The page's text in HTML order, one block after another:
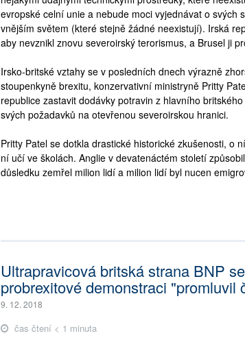
evropské celní unie a nebude moci vyjednávat o svých
vnějším světem (které stejně žádné neexistují). Irská
aby nevznikl znovu severoirský terorismus, a Brusel ji
Irsko-britské vztahy se v posledních dnech výrazně
stoupenkyně brexitu, konzervativní ministryně Pritty
republice zastavit dodávky potravin z hlavního
svých požadavků na otevřenou severoirskou hranici.
Pritty Patel se dotkla drastické historické zkušenosti, o
ní učí ve školách. Anglie v devatenáctém století
důsledku zemřel milion lidí a milion lidí byl nucen
Ultrapravicová britská strana BNP
probrexitové demonstraci "promluvil
9. 12. 2018
čas čtení < 1 minuta